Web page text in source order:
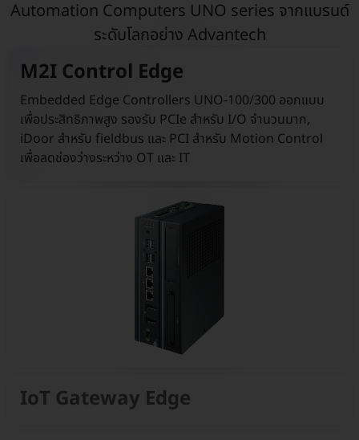
Automation Computers UNO series จากแบรนด์
ระดับโลกอย่าง Advantech
M2I Control Edge
Embedded Edge Controllers UNO-100/300 ออกแบบ
เพื่อประสิทธิภาพสูง รองรับ PCIe สำหรับ I/O จำนวนมาก,
iDoor สำหรับ fieldbus และ PCI สำหรับ Motion Control
เพื่อลดช่องว่างระหว่าง OT และ IT
IoT Gateway Edge